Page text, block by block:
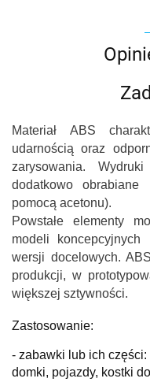
Materiał ABS
udarnością oraz
zarysowania.
dodatkowo
pomocą acetonu).
Powstałe elementy
modeli
wersji docelowych.
produkcji, w
większej sztywności.
Zastosowanie:
- zabawki lub ich
domki, pojazdy, kostki